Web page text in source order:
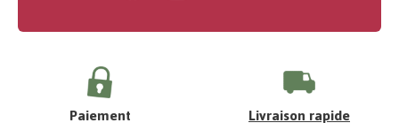
Paiement Livraison rapide